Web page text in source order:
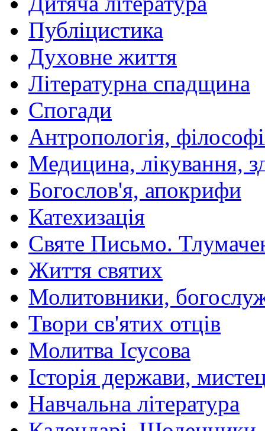
Публіцистика
Духовне життя
Літературна спадщина
Спогади
Антропологія,
Медицина, лікування,
Богослов'я, апокрифи
Катехизація
Святе Письмо.
Життя святих
Молитовники,
Твори св'ятих отців
Молитва Ісусова
Історія держави,
Навчальна література